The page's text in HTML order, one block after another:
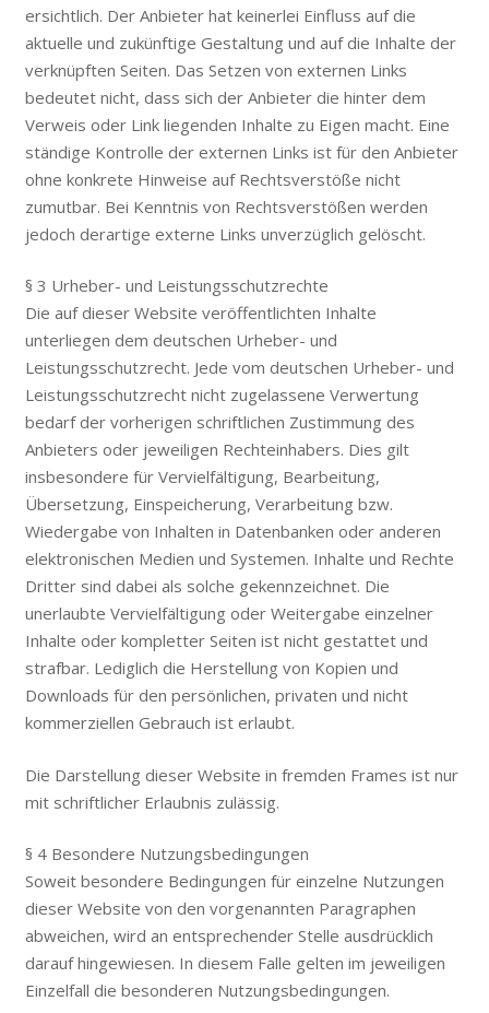
ersichtlich. Der Anbieter hat keinerlei Einfluss auf die
aktuelle und zukünftige Gestaltung und auf die Inhalte der
verknüpften Seiten. Das Setzen von externen Links
bedeutet nicht, dass sich der Anbieter die hinter dem
Verweis oder Link liegenden Inhalte zu Eigen macht. Eine
ständige Kontrolle der externen Links ist für den Anbieter
ohne konkrete Hinweise auf Rechtsverstöße nicht
zumutbar. Bei Kenntnis von Rechtsverstößen werden
jedoch derartige externe Links unverzüglich gelöscht.
§ 3 Urheber- und Leistungsschutzrechte
Die auf dieser Website veröffentlichten Inhalte
unterliegen dem deutschen Urheber- und
Leistungsschutzrecht. Jede vom deutschen Urheber- und
Leistungsschutzrecht nicht zugelassene Verwertung
bedarf der vorherigen schriftlichen Zustimmung des
Anbieters oder jeweiligen Rechteinhabers. Dies gilt
insbesondere für Vervielfältigung, Bearbeitung,
Übersetzung, Einspeicherung, Verarbeitung bzw.
Wiedergabe von Inhalten in Datenbanken oder anderen
elektronischen Medien und Systemen. Inhalte und Rechte
Dritter sind dabei als solche gekennzeichnet. Die
unerlaubte Vervielfältigung oder Weitergabe einzelner
Inhalte oder kompletter Seiten ist nicht gestattet und
strafbar. Lediglich die Herstellung von Kopien und
Downloads für den persönlichen, privaten und nicht
kommerziellen Gebrauch ist erlaubt.
Die Darstellung dieser Website in fremden Frames ist nur
mit schriftlicher Erlaubnis zulässig.
§ 4 Besondere Nutzungsbedingungen
Soweit besondere Bedingungen für einzelne Nutzungen
dieser Website von den vorgenannten Paragraphen
abweichen, wird an entsprechender Stelle ausdrücklich
darauf hingewiesen. In diesem Falle gelten im jeweiligen
Einzelfall die besonderen Nutzungsbedingungen.